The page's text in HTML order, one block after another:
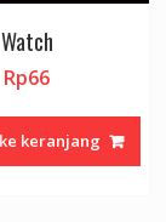
Watch
Rp66
keranjang